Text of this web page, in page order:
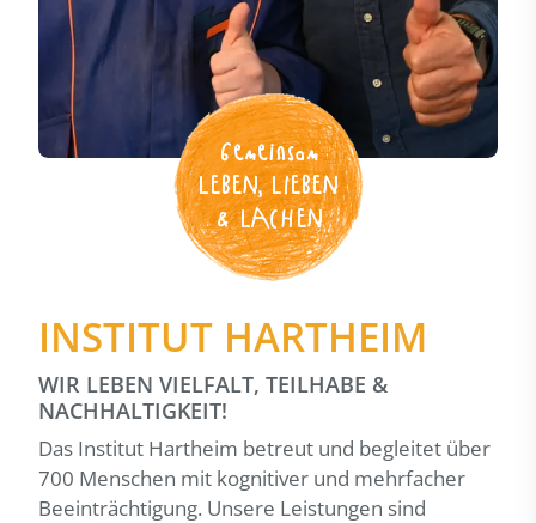
Gemeinsam
LEBEN, LIEBEN
& LACHEN
INSTITUT HARTHEIM
WIR LEBEN VIELFALT, TEILHABE &
NACHHALTIGKEIT!
Das Institut Hartheim betreut und begleitet über
700 Menschen mit kognitiver und mehrfacher
Beeinträchtigung. Unsere Leistungen sind